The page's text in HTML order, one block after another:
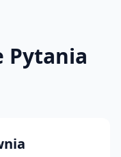
Pytania